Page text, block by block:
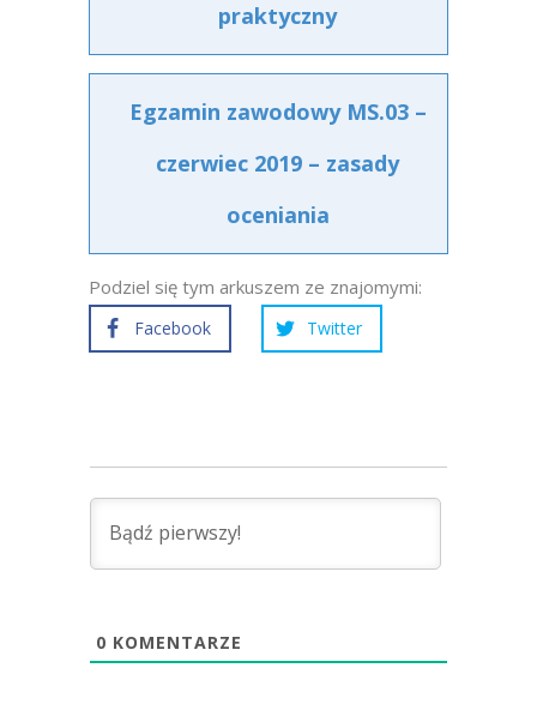
praktyczny
Egzamin zawodowy MS.03 –
czerwiec 2019 – zasady
oceniania
Podziel się tym arkuszem ze znajomymi:
Facebook Twitter
0 KOMENTARZE